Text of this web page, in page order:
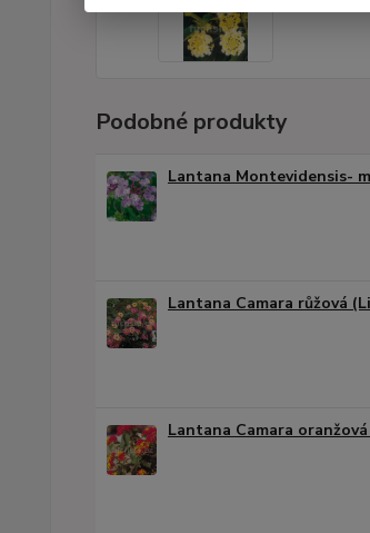
Podobné produkty
Lantana Montevidensis-
Lantana Camara růžová
Lantana Camara